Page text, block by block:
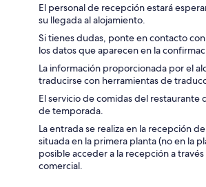
El personal de recepción estará
su llegada al alojamiento.
Si tienes dudas, ponte en contacto
los datos que aparecen en la
La información proporcionada por el
traducirse con herramientas de
El servicio de comidas del restaurante
de temporada.
La entrada se realiza en la recepción
situada en la primera planta (no en la
posible acceder a la recepción a
comercial.